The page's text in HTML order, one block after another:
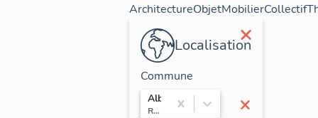
ArchitectureObjetMobilierCollectif
×
Localisation
×
Commune
Albigny-sur-Saône
Rhône-Alpes / Rhône